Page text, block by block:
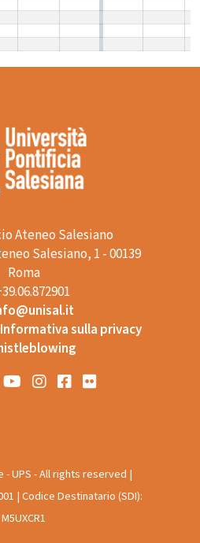
Ateneo Salesiano
Salesiano, 1 - 00139
Roma
sulla privacy
- UPS - All rights reserved |
| Codice Destinatario (SDI):
M5UXCR1